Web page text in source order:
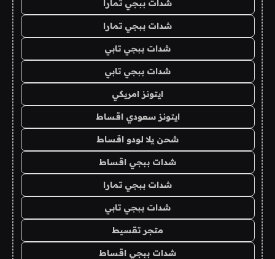
شدات ببجي تمارا
شدات ببجي تمارا
شدات ببجي تابي
شدات ببجي تابي
ايتونز امريكي
ايتونز سعودي اقساط
شحن يلا لودو اقساط
شدات ببجي اقساط
شدات ببجي تمارا
شدات ببجي تابي
متجر تقسيط
شدات ببجي اقساط